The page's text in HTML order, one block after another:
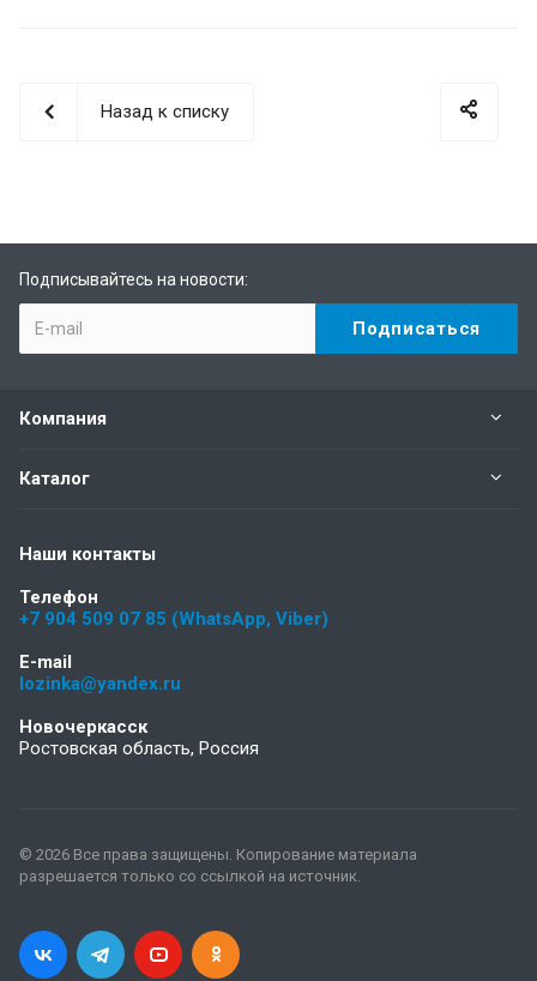
Назад к списку
Подписывайтесь на новости:
Компания
Каталог
Наши контакты
Телефон
+7 904 509 07 85 (WhatsApp, Viber)
E-mail
lozinka@yandex.ru
Новочеркасск
Ростовская область, Россия
© 2026 Все права защищены. Копирование материала
разрешается только со ссылкой на источник.